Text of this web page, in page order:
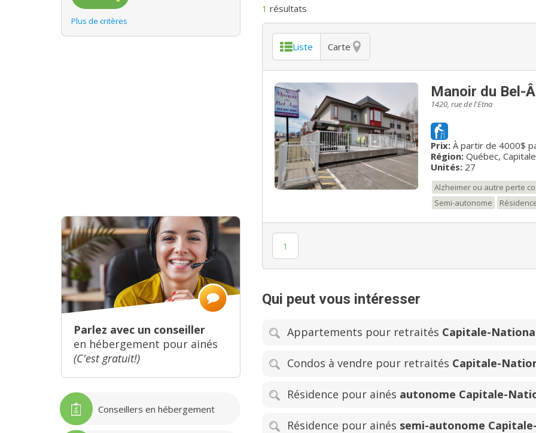
Plus de critères
Parlez avec un conseiller
en hébergement pour ainés
(C'est gratuit!)
Conseillers en hébergement
1 résultats
Liste Carte
Manoir du Bel-
1420, rue de l'Etna
Prix:À partir de 4000$
Région: Québec,
Unités:27
Alzheimer ou autre perte
Semi-autonome
1
Qui peut vous intéresser
Appartements pour retraités Capitale-
Condos à vendre pour retraités Capitale-
Résidence pour ainés autonome Capitale-
Résidence pour ainés semi-autonome